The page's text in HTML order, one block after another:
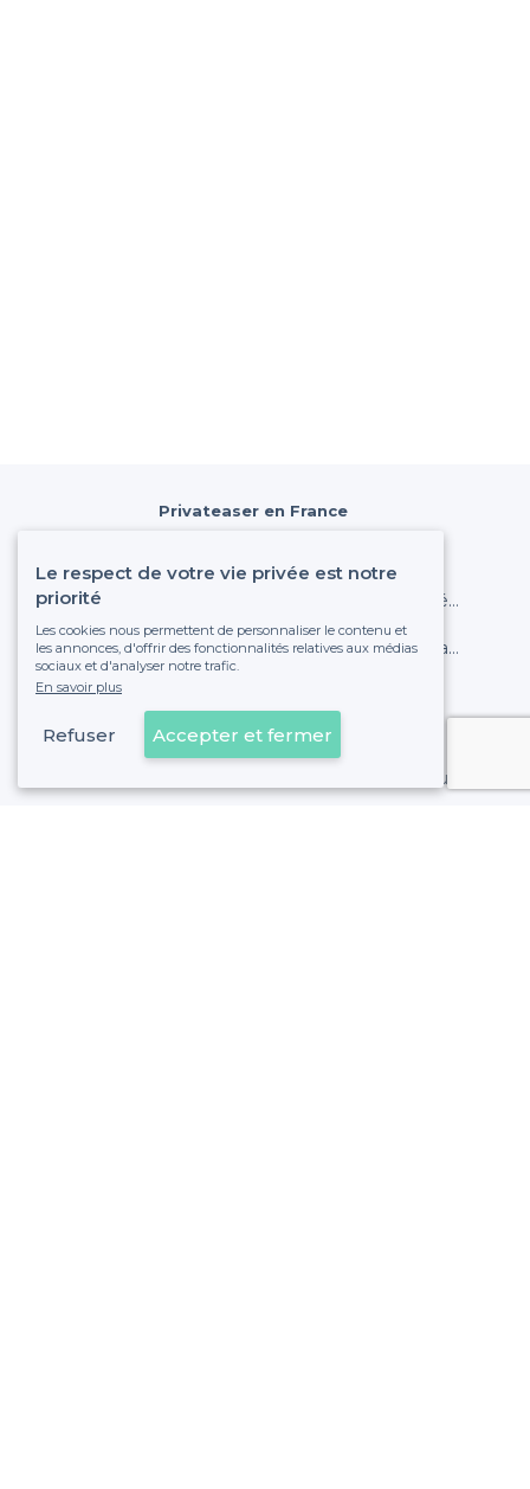
Privateaser en France
Les meilleurs restaurants de groupe - France métropolitaine
Les meilleures salles à louer - France métropolitaine
Les meilleurs bars - Belgique
Les meilleurs restaurants de groupe - Belgique
Le respect de votre vie privée est notre
priorité
Les cookies nous permettent de personnaliser le contenu et
les annonces, d'offrir des fonctionnalités relatives aux médias
sociaux et d'analyser notre trafic.
En savoir plus
Refuser Accepter et fermer